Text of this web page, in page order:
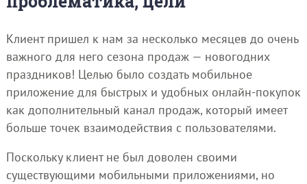
Клиент пришел к нам за несколько месяцев до очень
важного для него сезона продаж — новогодних
праздников! Целью было создать мобильное
приложение для быстрых и удобных онлайн-покупок
как дополнительный канал продаж, который имеет
больше точек взаимодействия с пользователями.
Поскольку клиент не был доволен своими
существующими мобильными приложениями, но